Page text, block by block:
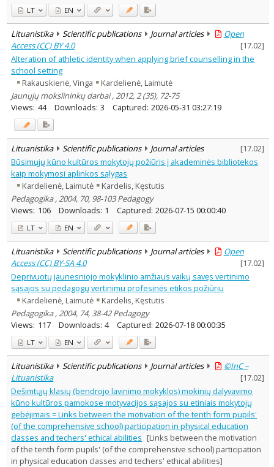
LT EN
Lituanistika Scientific publications Journal articles
Open
Access (CC) BY 4.0
[17.02]
Alteration of athletic identity when applying brief counselling in the
school setting
Rakauskienė, Vinga
Kardelienė, Laimutė
Jaunųjų mokslininkų darbai , 2012, 2 (35), 72-75
Views: 44 Downloads: 3 Captured: 2026-05-31 03:27:19
Lituanistika Scientific publications Journal articles [17.02]
Būsimųjų kūno kultūros mokytojų požiūris į akademinės bibliotekos
kaip mokymosi aplinkos sąlygas
Kardelienė, Laimutė
Kardelis, Kęstutis
Pedagogika , 2004, 70, 98-103 Pedagogy
Views: 106 Downloads: 1 Captured: 2026-07-15 00:00:40
LT EN
Lituanistika Scientific publications Journal articles
Open
Access (CC) BY-SA 4.0
[17.02]
Deprivuotų jaunesniojo mokyklinio amžiaus vaikų savęs vertinimo
sąsajos su pedagogų vertinimu profesinės etikos požiūriu
Kardelienė, Laimutė
Kardelis, Kęstutis
Pedagogika , 2004, 74, 38-42 Pedagogy
Views: 117 Downloads: 4 Captured: 2026-07-18 00:00:35
LT EN
Lituanistika Scientific publications Journal articles
©InC –
Lituanistika
[17.02]
Dešimtųjų klasių (bendrojo lavinimo mokyklos) mokinių dalyvavimo
kūno kultūros pamokose motyvacijos sąsajos su etiniais mokytojų
gebėjimais = Links between the motivation of the tenth form pupils'
(of the comprehensive school) participation in physical education
classes and techers' ethical abilities [Links between the motivation
of the tenth form pupils' (of the comprehensive school) participation
in physical education classes and techers' ethical abilities]